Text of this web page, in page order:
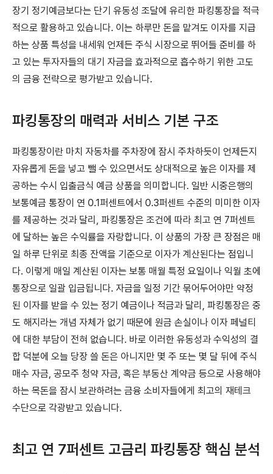
장기 정기예금보다는 단기 유동성 조달에 유리한 파킹통장을 적극
적으로 활용하고 있습니다. 이는 하루만 돈을 맡겨도 이자를 지급
하는 상품 특성을 내세워 언제든 주식 시장으로 뛰어들 준비를 하
고 있는 투자자들의 대기 자금을 효과적으로 흡수하기 위한 고도
의 금융 전략으로 평가받고 있습니다.
파킹통장의 매력과 서비스 기본 구조
파킹통장이란 마치 자동차를 주차장에 잠시 주차하듯이 언제든지
자유롭게 돈을 넣고 뺄 수 있으면서도 상대적으로 높은 이자를 제
공하는 수시 입출금식 예금 상품을 의미합니다. 일반 시중은행의
보통예금 통장이 연 0.1퍼센트에서 0.3퍼센트 수준의 미미한 이자
를 제공하는 것과 달리, 파킹통장은 조건에 따라 최고 연 7퍼센트
에 달하는 높은 수익률을 자랑합니다. 이 상품의 가장 큰 장점은 매
일 하루 단위로 최종 잔액을 기준으로 이자가 계산된다는 점입니
다. 이렇게 매일 계산된 이자는 보통 매월 특정 요일이나 익월 초에
통장으로 일괄 입금됩니다. 자금을 일정 기간 묶어두어야만 약정
된 이자를 받을 수 있는 정기 예금이나 적금과 달리, 파킹통장은 중
도 해지라는 개념 자체가 없기 때문에 원금 손실이나 이자 페널티
에 대한 부담이 전혀 없습니다. 바로 이러한 유동성과 수익성의 결
합 덕분에 오늘 당장 쓸 돈은 아니지만 몇 주 또는 몇 달 뒤에 주식
매수 자금, 공모주 청약 자금, 혹은 부동산 계약금 등으로 사용해야
하는 목돈을 잠시 보관하려는 금융 소비자들에게 최고의 재테크
수단으로 각광받고 있습니다.
최고 연 7퍼센트 고금리 파킹통장 핵심 분석